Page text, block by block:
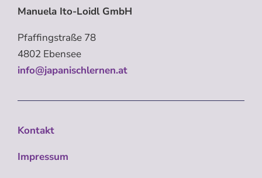
Manuela Ito-Loidl GmbH
Pfaffingstraße 78
4802 Ebensee
info@japanischlernen.at
Kontakt
Impressum